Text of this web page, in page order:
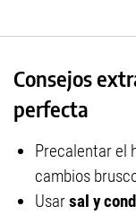
Consejos
perfecta
Precalentar el
cambios
Usarsal y